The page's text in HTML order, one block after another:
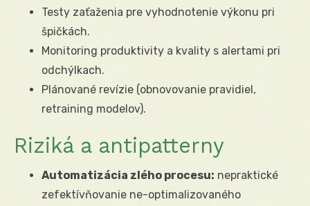
Testy zaťaženia pre vyhodnotenie výkonu pri
špičkách.
Monitoring produktivity a kvality s alertami pri
odchýlkach.
Plánované revízie (obnovovanie pravidiel,
retraining modelov).
Riziká a antipatterny
Automatizácia zlého procesu: nepraktické
zefektívňovanie ne-optimalizovaného